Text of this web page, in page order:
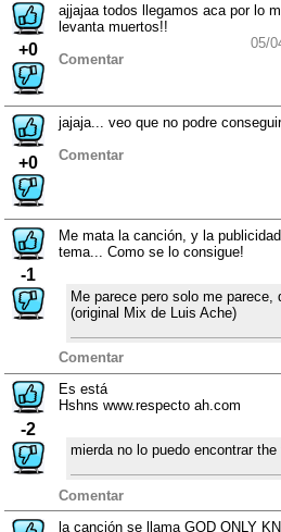
+0
ajjajaa todos llegamos aca por lo
levanta muertos!!
05/
Comentar
+0
jajaja... veo que no podre
Comentar
-1
Me mata la canción, y la
tema... Como se lo consigue!
Me parece pero solo me parece,
(original Mix de Luis Ache)
Comentar
-2
Es está
Hshns www.respecto ah.com
mierda no lo puedo encontrar
Comentar
la canción se llama GOD ONLY